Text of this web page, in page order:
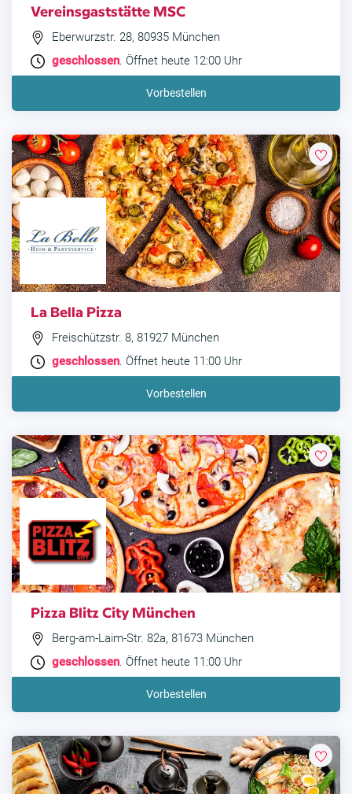
Vereinsgaststätte MSC
Eberwurzstr. 28, 80935 München
geschlossen. Öffnet heute 12:00 Uhr
Vorbestellen
La Bella Pizza
Freischützstr. 8, 81927 München
geschlossen. Öffnet heute 11:00 Uhr
Vorbestellen
Pizza Blitz City München
Berg-am-Laim-Str. 82a, 81673 München
geschlossen. Öffnet heute 11:00 Uhr
Vorbestellen